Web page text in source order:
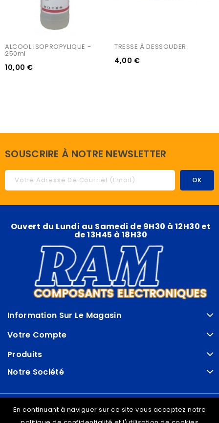
ALCOOL ISOPROPYLIQUE -
250ml
10,00 €
TRESSE À DESSOUDER
4,00 €
SOUSCRIRE À NOTRE NEWSLETTER
Ouvert du Lundi au Samedi de 9H30 à 12H30 et
de 13H45 à 18H30
Information Sur Le Magasin
Votre Compte
Produits
Notre Société
© VDRAM - 2026
En continuant à naviguer sur ce site vous acceptez notre